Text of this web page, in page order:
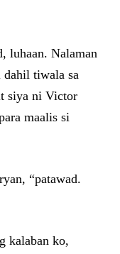
luhaan. Nalaman
tiwala sa
siya ni Victor
maalis si
“patawad.
kalaban ko,